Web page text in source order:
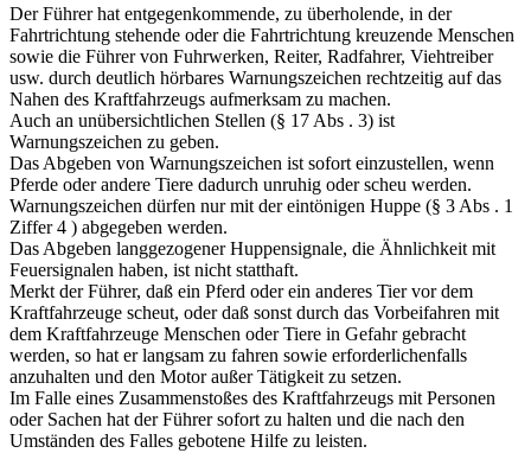
Der Führer hat entgegenkommende, zu überholende, in der
Fahrtrichtung stehende oder die Fahrtrichtung kreuzende Menschen
sowie die Führer von Fuhrwerken, Reiter, Radfahrer, Viehtreiber
usw. durch deutlich hörbares Warnungszeichen rechtzeitig auf das
Nahen des Kraftfahrzeugs aufmerksam zu machen.
Auch an unübersichtlichen Stellen (§ 17 Abs . 3) ist
Warnungszeichen zu geben.
Das Abgeben von Warnungszeichen ist sofort einzustellen, wenn
Pferde oder andere Tiere dadurch unruhig oder scheu werden.
Warnungszeichen dürfen nur mit der eintönigen Huppe (§ 3 Abs . 1
Ziffer 4 ) abgegeben werden.
Das Abgeben langgezogener Huppensignale, die Ähnlichkeit mit
Feuersignalen haben, ist nicht statthaft.
Merkt der Führer, daß ein Pferd oder ein anderes Tier vor dem
Kraftfahrzeuge scheut, oder daß sonst durch das Vorbeifahren mit
dem Kraftfahrzeuge Menschen oder Tiere in Gefahr gebracht
werden, so hat er langsam zu fahren sowie erforderlichenfalls
anzuhalten und den Motor außer Tätigkeit zu setzen.
Im Falle eines Zusammenstoßes des Kraftfahrzeugs mit Personen
oder Sachen hat der Führer sofort zu halten und die nach den
Umständen des Falles gebotene Hilfe zu leisten.